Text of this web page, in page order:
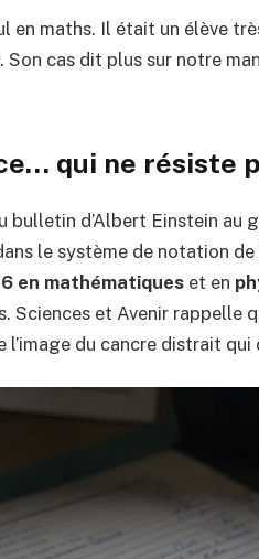
en maths. Il était un élève
Son cas dit plus sur notre
qui ne résiste
bulletin d’Albert Einstein au
le système de notation de
6 en mathématiques et en
Sciences et Avenir rappelle
l’image du cancre distrait